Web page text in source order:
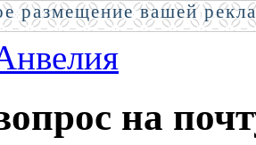
на
размещение вашей